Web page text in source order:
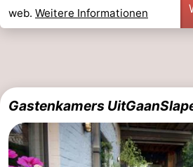
web. Weitere Informationen
Gastenkamers